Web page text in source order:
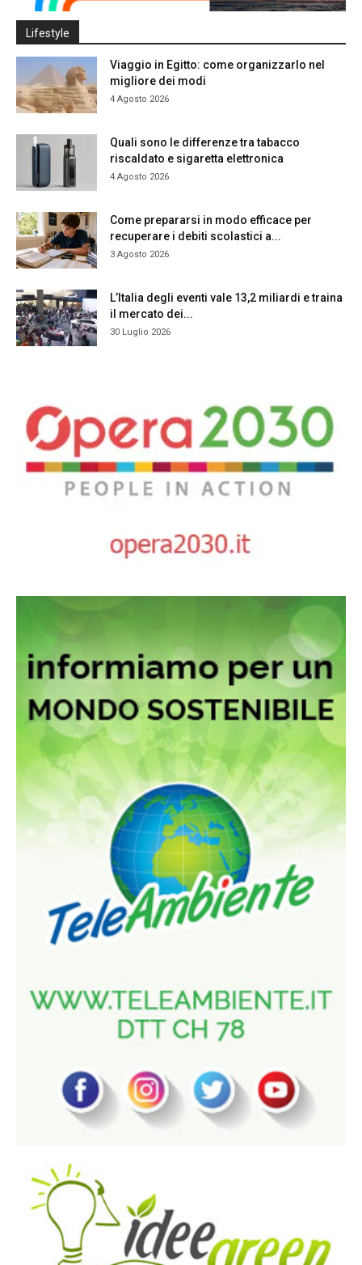
Lifestyle
Viaggio in Egitto: come organizzarlo nel
migliore dei modi
4 Agosto 2026
Quali sono le differenze tra tabacco
riscaldato e sigaretta elettronica
4 Agosto 2026
Come prepararsi in modo efficace per
recuperare i debiti scolastici a...
3 Agosto 2026
L’Italia degli eventi vale 13,2 miliardi e traina
il mercato dei...
30 Luglio 2026